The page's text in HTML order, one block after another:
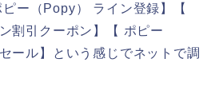
ー（Popy） ライン登録】【
割引クーポン】【 ポピー
ール】という感じでネットで調